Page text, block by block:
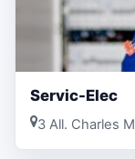
Servic-Elec
3 All. Charles